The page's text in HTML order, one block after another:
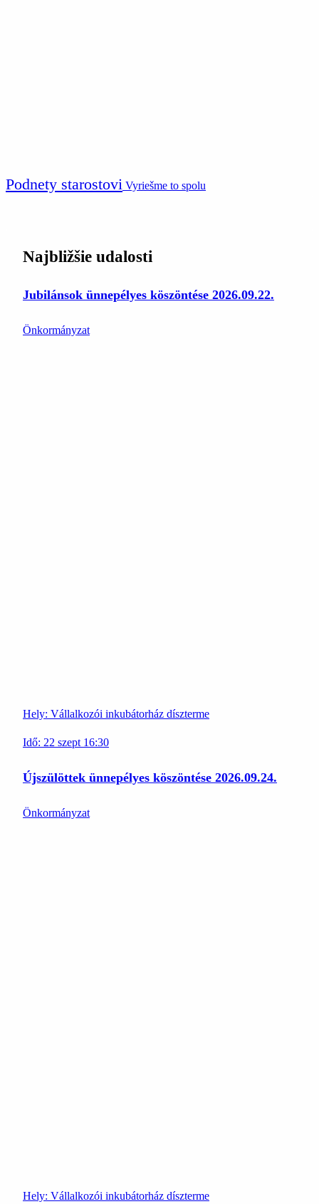
Podnety starostovi Vyriešme to spolu
Najbližšie udalosti
Jubilánsok ünnepélyes köszöntése 2026.09.22.
Önkormányzat
Hely: Vállalkozói inkubátorház díszterme
Idő: 22 szept 16:30
Újszülöttek ünnepélyes köszöntése 2026.09.24.
Önkormányzat
Hely: Vállalkozói inkubátorház díszterme